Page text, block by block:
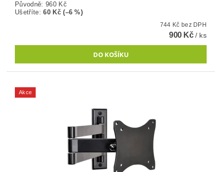
Původně: 960 Kč
Ušetříte:60 Kč (–6 %)
744 Kč bez DPH
900 Kč/ ks
Akce